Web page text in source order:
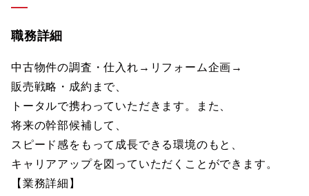
職務詳細
中古物件の調査・仕入れ→リフォーム企画→
販売戦略・成約まで、
トータルで携わっていただきます。また、
将来の幹部候補して、
スピード感をもって成長できる環境のもと、
キャリアアップを図っていただくことができます。
【業務詳細】